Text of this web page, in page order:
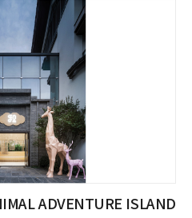
ADVENTURE ISLAND